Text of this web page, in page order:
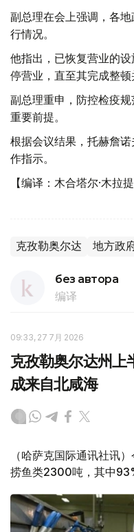
副总理在会上强调，各
行情况。
他指出，已恢复营业的
停营业，直至其完成整顿
副总理重申，防控检疫
重要前提。
根据会议结果，托赫詹
作指示。
【编译：木合塔尔·木拉提
克孜勒奥尔达 地方政
без автора
编译
09:33, 27 7月 2026
克孜勒奥尔达州
成来自北咸海
（哈萨克国际通讯社讯
捞鱼类2300吨，其中